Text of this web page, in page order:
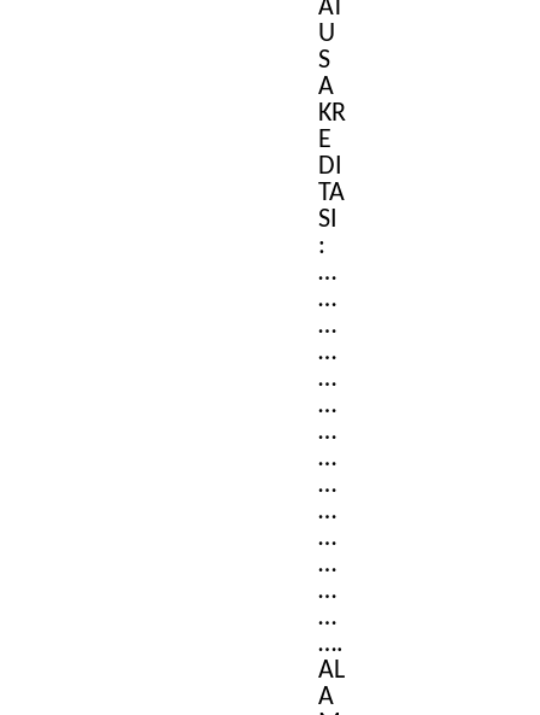
AT
U
S
A
KR
E
DI
TA
SI
:
…
…
…
…
…
…
…
…
…
…
…
…
…
…
….
AL
A